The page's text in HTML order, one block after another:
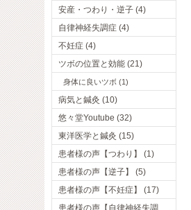
安産・つわり・逆子 (4)
自律神経失調症 (4)
不妊症 (4)
ツボの位置と効能 (21)
身体に良いツボ (1)
病気と鍼灸 (10)
悠々堂Youtube (32)
東洋医学と鍼灸 (15)
患者様の声【つわり】 (1)
患者様の声【逆子】 (5)
患者様の声【不妊症】 (17)